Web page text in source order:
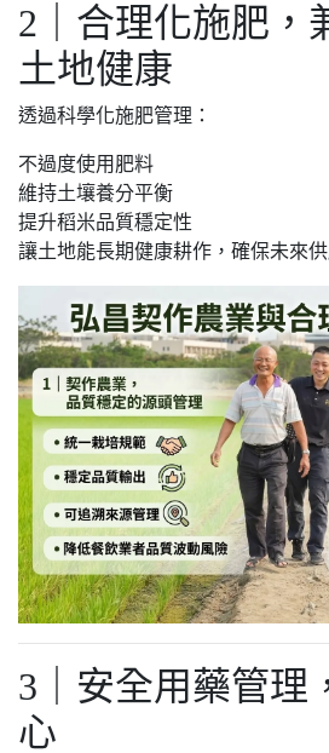
2｜合理化施肥，
土地健康
透過科學化施肥管理：
不過度使用肥料
維持土壤養分平衡
提升稻米品質穩定性
讓土地能長期健康耕作，確保未來供
3｜安全用藥管理
心